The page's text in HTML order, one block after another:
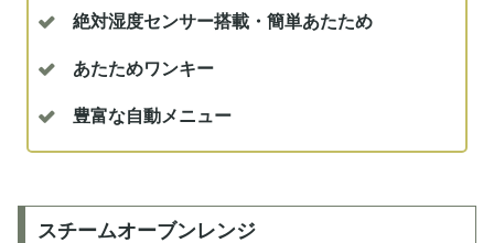
絶対湿度センサー搭載・簡単あたため
あたためワンキー
豊富な自動メニュー
スチームオーブンレンジ